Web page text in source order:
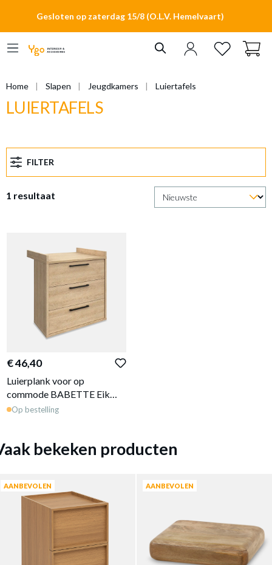
Gesloten op zaterdag 15/8 (O.L.V. Hemelvaart)
Home Slapen Jeugdkamers Luiertafels
LUIERTAFELS
FILTER
1 resultaat
€ 46,40
Luierplank voor op
commode BABETTE Eik
90x75
Op bestelling
bekeken producten
AANBEVOLEN AANBEVOLEN